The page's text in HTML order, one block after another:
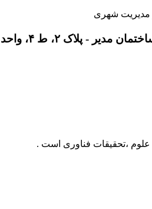
مدیریت شهری
- پلاک ۲، ط ۴، واحد ۱۵